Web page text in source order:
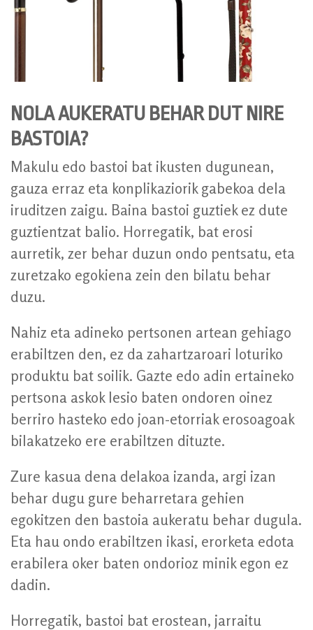
NOLA AUKERATU BEHAR DUT NIRE
BASTOIA?
Makulu edo bastoi bat ikusten dugunean,
gauza erraz eta konplikaziorik gabekoa dela
iruditzen zaigu. Baina bastoi guztiek ez dute
guztientzat balio. Horregatik, bat erosi
aurretik, zer behar duzun ondo pentsatu, eta
zuretzako egokiena zein den bilatu behar
duzu.
Nahiz eta adineko pertsonen artean gehiago
erabiltzen den, ez da zahartzaroari loturiko
produktu bat soilik. Gazte edo adin ertaineko
pertsona askok lesio baten ondoren oinez
berriro hasteko edo joan-etorriak erosoagoak
bilakatzeko ere erabiltzen dituzte.
Zure kasua dena delakoa izanda, argi izan
behar dugu gure beharretara gehien
egokitzen den bastoia aukeratu behar dugula.
Eta hau ondo erabiltzen ikasi, erorketa edota
erabilera oker baten ondorioz minik egon ez
dadin.
Horregatik, bastoi bat erostean, jarraitu